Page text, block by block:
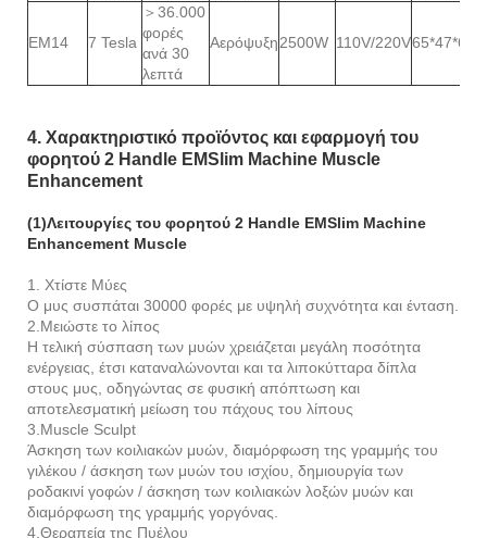
EM14 7 Tesla
＞36.000
φορές
ανά 30
λεπτά
Αερόψυξη2500W 110V/220V65*47*63
4. Χαρακτηριστικό προϊόντος και εφαρμογή του
φορητού 2 Handle EMSlim Machine Muscle
Enhancement
(1)Λειτουργίες του φορητού 2 Handle EMSlim Machine
Enhancement Muscle
1. Χτίστε Μύες
Ο μυς συσπάται 30000 φορές με υψηλή συχνότητα και ένταση.
2.Μειώστε το λίπος
Η τελική σύσπαση των μυών χρειάζεται μεγάλη ποσότητα
ενέργειας, έτσι καταναλώνονται και τα λιποκύτταρα δίπλα
στους μυς, οδηγώντας σε φυσική απόπτωση και
αποτελεσματική μείωση του πάχους του λίπους
3.Muscle Sculpt
Άσκηση των κοιλιακών μυών, διαμόρφωση της γραμμής του
γιλέκου / άσκηση των μυών του ισχίου, δημιουργία των
ροδακινί γοφών / άσκηση των κοιλιακών λοξών μυών και
διαμόρφωση της γραμμής γοργόνας.
4.Θεραπεία της Πυέλου